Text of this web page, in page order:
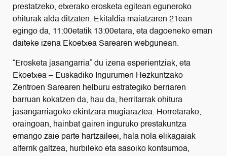
prestatzeko, etxerako erosketa egitean eguneroko
ohiturak alda ditzaten. Ekitaldia maiatzaren 21ean
egingo da, 11:00etatik 13:00etara, eta dagoeneko eman
daiteke izena Ekoetxea Sarearen webgunean.
“Erosketa jasangarria” du izena esperientziak, eta
Ekoetxea – Euskadiko Ingurumen Hezkuntzako
Zentroen Sarearen helburu estrategiko berriaren
barruan kokatzen da, hau da, herritarrak ohitura
jasangarriagoko ekintzara mugiaraztea. Horretarako,
oraingoan, hainbat gairen inguruko prestakuntza
emango zaie parte hartzaileei, hala nola elikagaiak
alferrik galtzea, hurbileko eta sasoiko kontsumoa,